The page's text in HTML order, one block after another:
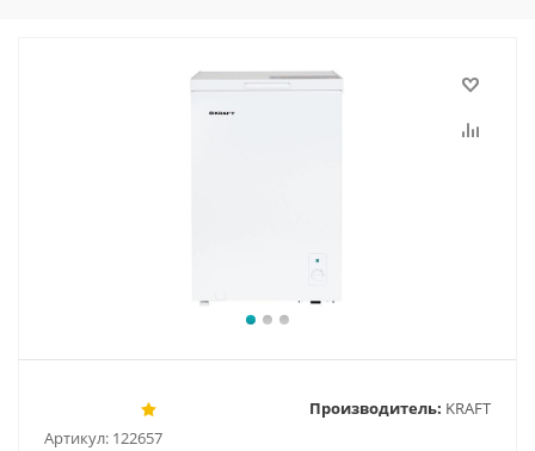
Артикул: 122657
Производитель: KRAFT